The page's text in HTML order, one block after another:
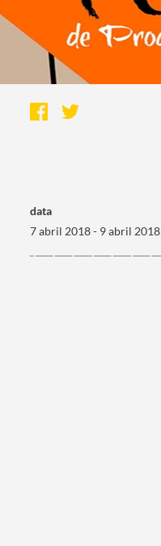
data
7 abril 2018 - 9 abril 2018